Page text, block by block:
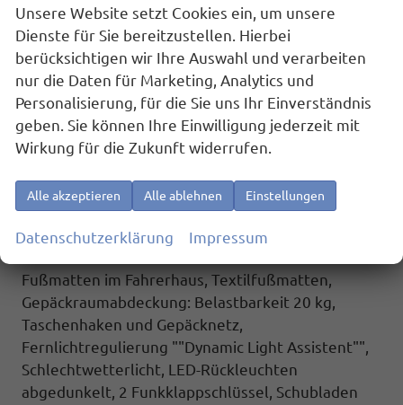
Distanzregelung ACC mit ""stop & go"" und
Geschwindigkeitsbegrenzer, Schiebetür links und
rechts sowie Heckklappe mit Zuziehhilfe,
Spurhalteassistent ""Lane Assist"",
Spurwechselassistent ""Side Assist"" inkl. ""Blind
Spot Detection"" (Totwinkelerkennung im Spiegel),
Spurhalteassistent ""Lane Assist"",
Spot Detection"" (Totwinkelerkennung im Spiegel),
Werksanschlussgarantie auf 5 Jahre / max.
100.000 km.
Fußmatten im Fahrerhaus, Textilfußmatten,
Gepäckraumabdeckung: Belastbarkeit 20 kg,
Taschenhaken und Gepäcknetz,
Fernlichtregulierung ""Dynamic Light Assistent"",
Schlechtwetterlicht, LED-Rückleuchten
abgedunkelt, 2 Funkklappschlüssel, Schubladen
Unsere Website setzt Cookies ein, um unsere
Dienste für Sie bereitzustellen. Hierbei
berücksichtigen wir Ihre Auswahl und verarbeiten
nur die Daten für Marketing, Analytics und
Personalisierung, für die Sie uns Ihr Einverständnis
geben. Sie können Ihre Einwilligung jederzeit mit
Wirkung für die Zukunft widerrufen.
Alle akzeptieren Alle ablehnen Einstellungen
Datenschutzerklärung Impressum